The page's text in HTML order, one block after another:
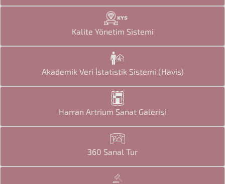
Kalite Yönetim Sistemi
Akademik Veri İstatistik Sistemi (Havis)
Harran Artrium Sanat Galerisi
360 Sanal Tur